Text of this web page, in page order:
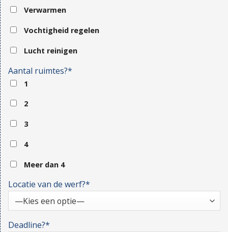
Verwarmen
Vochtigheid regelen
Lucht reinigen
Aantal ruimtes?*
1
2
3
4
Meer dan 4
Locatie van de werf?*
Deadline?*